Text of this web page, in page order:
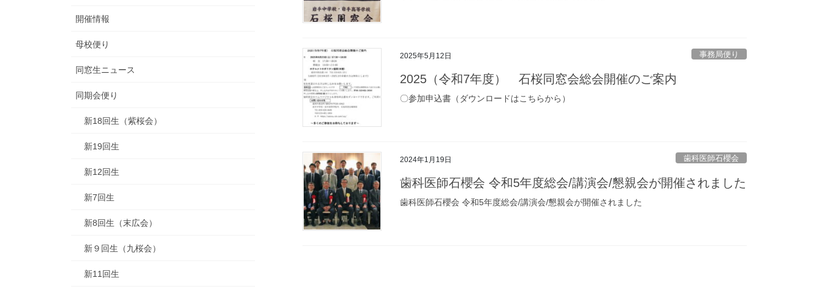
2025年5月12日 事務局便り
2025（令和7年度） 石桜同窓会総会開催のご案内
〇参加申込書（ダウンロードはこちらから）
2024年1月19日 歯科医師石櫻会
歯科医師石櫻会 令和5年度総会/講演会/懇親会が開催されました
歯科医師石櫻会 令和5年度総会/講演会/懇親会が開催されました
開催情報
母校便り
同窓生ニュース
同期会便り
新18回生（紫桜会）
新19回生
新12回生
新7回生
新8回生（末広会）
新９回生（九桜会）
新11回生